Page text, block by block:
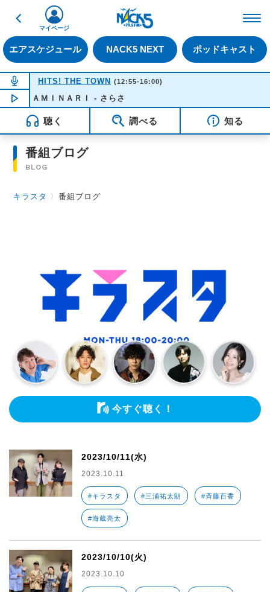
戻る
エアスケジュール NACK5 NEXT ポッドキャスト
マイページ
NOW ON AIR
HITS! THE TOWN (12:55-16:00)
NOW PLAYING 14:56
ＫＡＭＩＮＡＲＩ - さらさ
聴く 調べる 知る
番組ブログ
BLOG
キラスタ 〉番組ブログ
今すぐ聴く！
2023/10/11(水)
2023.10.11
#キラスタ #三浦祐太朗 #斉藤百香
#海蔵亮太
2023/10/10(火)
2023.10.10